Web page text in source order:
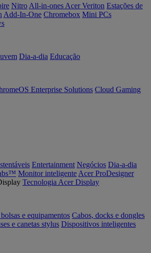
Nitro All-in-ones Acer Veriton Estações de
Add-In-One Chromebox Mini PCs
Dia-a-dia Educação
Enterprise Solutions Cloud Gaming
Entertainment Negócios Dia-a-dia
Monitor inteligente Acer ProDesigner
Tecnologia Acer Display
e equipamentos Cabos, docks e dongles
e canetas stylus Dispositivos inteligentes